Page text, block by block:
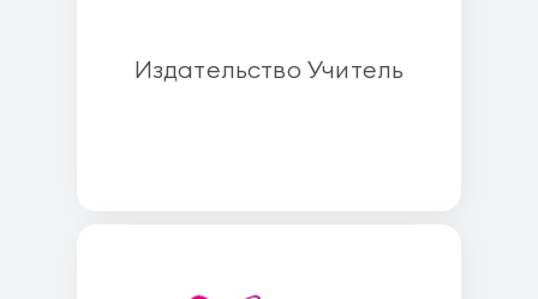
Издательство Учитель